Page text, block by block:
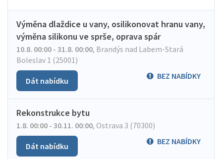
Výměna dlaždice u vany, osilikonovat hranu vany,
výměna silikonu ve sprše, oprava spár
10.8. 00:00 - 31.8. 00:00, Brandýs nad Labem-Stará
Boleslav 1 (25001)
BEZ NABÍDKY
Dát nabídku
Rekonstrukce bytu
1.8. 00:00 - 30.11. 00:00, Ostrava 3 (70300)
BEZ NABÍDKY
Dát nabídku